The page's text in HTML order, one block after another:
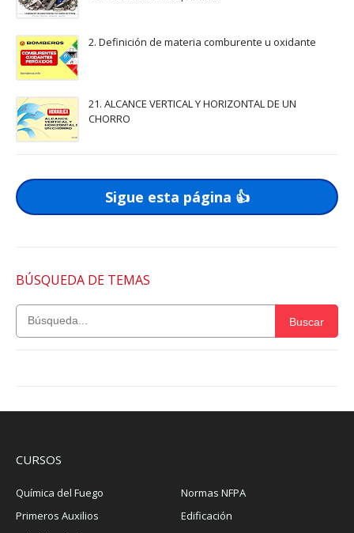
2. Definición de materia comburente u oxidante
21. ALCANCE VERTICAL Y HORIZONTAL DE UN
CHORRO
Sigue esta página 👍
BÚSQUEDA DE TEMAS
Buscar
CURSOS
Química del Fuego
Normas NFPA
Primeros Auxilios
Edificación